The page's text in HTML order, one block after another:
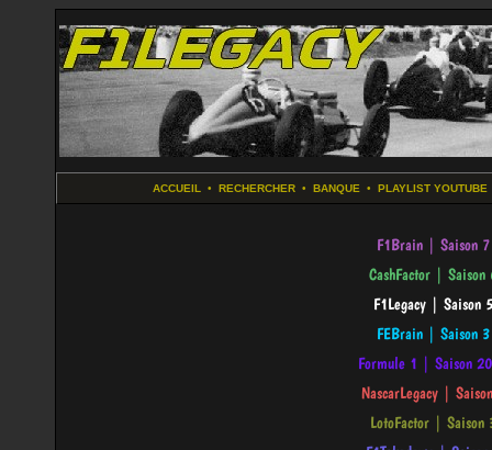
ACCUEIL • RECHERCHER• BANQUE • PLAYLIST YOUTUBE